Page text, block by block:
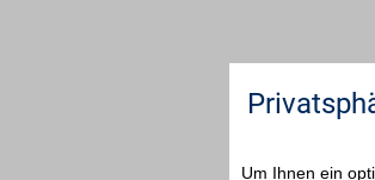
Um Ihnen ein